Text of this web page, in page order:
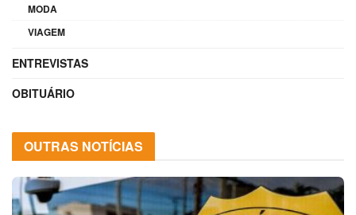
MODA
VIAGEM
ENTREVISTAS
OBITUÁRIO
OUTRAS NOTÍCIAS